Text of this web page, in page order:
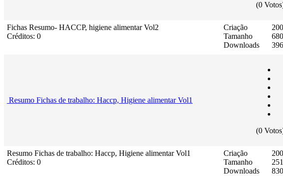
(0
Fichas Resumo- HACCP, higiene alimentar Vol2
Créditos: 0
Criação
Tamanho
Downloads
Resumo Fichas de trabalho: Haccp, Higiene alimentar Vol1
(0
Resumo Fichas de trabalho: Haccp, Higiene alimentar Vol1
Créditos: 0
Criação
Tamanho
Downloads